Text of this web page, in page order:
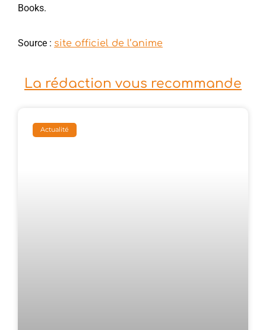
Books.
Source : site officiel de l’anime
La rédaction vous recommande
Actualité